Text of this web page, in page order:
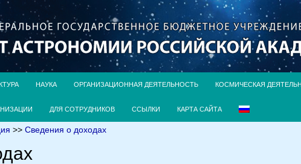
НАУКА ОРГАНИЗАЦИОННАЯ ДЕЯТЕЛЬНОСТЬ КОСМИЧЕСКАЯ
ДЛЯ СОТРУДНИКОВ ССЫЛКИ КАРТА САЙТА
>>Сведения о доходах